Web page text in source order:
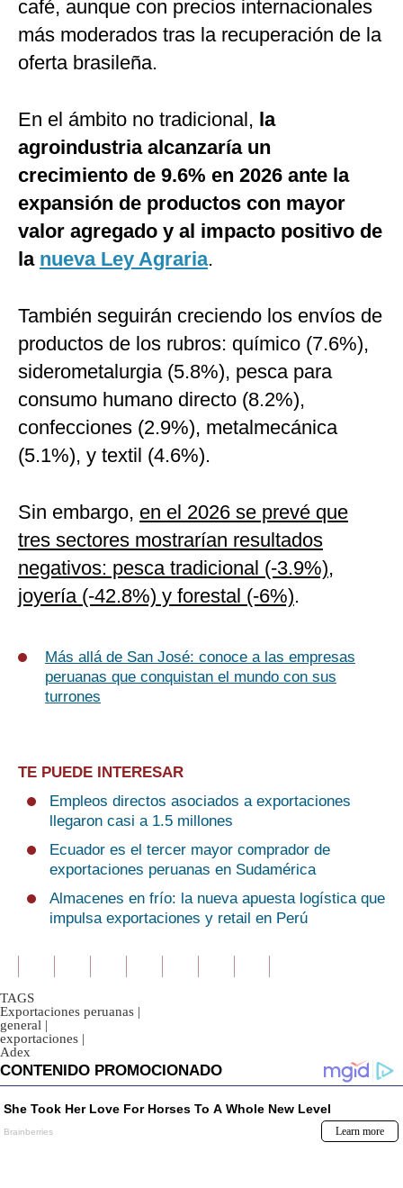
café, aunque con precios internacionales
más moderados tras la recuperación de la
oferta brasileña.
En el ámbito no tradicional, la
agroindustria alcanzaría un
crecimiento de 9.6% en 2026 ante la
expansión de productos con mayor
valor agregado y al impacto positivo de
la nueva Ley Agraria.
También seguirán creciendo los envíos de
productos de los rubros: químico (7.6%),
siderometalurgia (5.8%), pesca para
consumo humano directo (8.2%),
confecciones (2.9%), metalmecánica
(5.1%), y textil (4.6%).
Sin embargo, en el 2026 se prevé que
tres sectores mostrarían resultados
negativos: pesca tradicional (-3.9%),
joyería (-42.8%) y forestal (-6%).
Más allá de San José: conoce a las empresas
peruanas que conquistan el mundo con sus
turrones
TE PUEDE INTERESAR
Empleos directos asociados a exportaciones
llegaron casi a 1.5 millones
Ecuador es el tercer mayor comprador de
exportaciones peruanas en Sudamérica
Almacenes en frío: la nueva apuesta logística que
impulsa exportaciones y retail en Perú
TAGS
Exportaciones peruanas |
general |
exportaciones |
Adex